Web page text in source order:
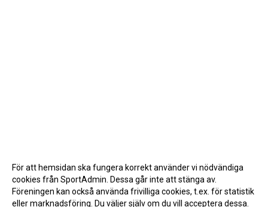
För att hemsidan ska fungera korrekt använder vi nödvändiga
cookies från SportAdmin. Dessa går inte att stänga av.
Föreningen kan också använda frivilliga cookies, t.ex. för statistik
eller marknadsföring. Du väljer själv om du vill acceptera dessa.